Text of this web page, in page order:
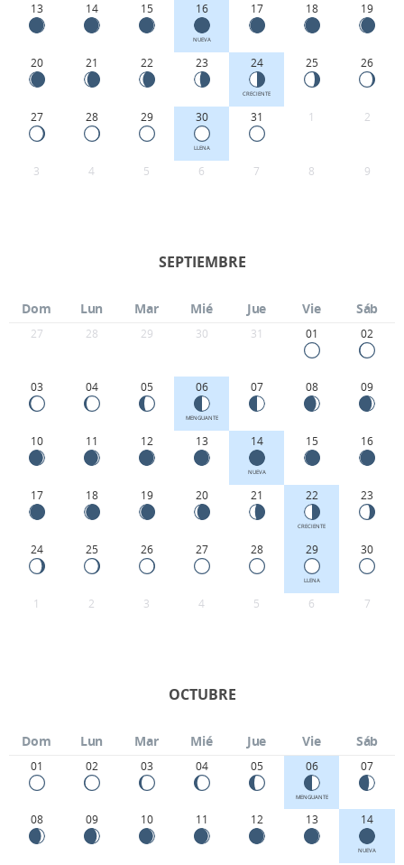
13 14 15 16
NUEVA
17 18 19
20 21 22 23 24
CRECIENTE
25 26
27 28 29 30
LLENA
31 1 2
3 4 5 6 7 8 9
SEPTIEMBRE
Dom Lun Mar Mié Jue Vie Sáb
27 28 29 30 31 01 02
03 04 05 06
MENGUANTE
07 08 09
10 11 12 13 14
NUEVA
15 16
17 18 19 20 21 22
CRECIENTE
23
24 25 26 27 28 29
LLENA
30
1 2 3 4 5 6 7
OCTUBRE
Dom Lun Mar Mié Jue Vie Sáb
01 02 03 04 05 06
MENGUANTE
07
08 09 10 11 12 13 14
NUEVA